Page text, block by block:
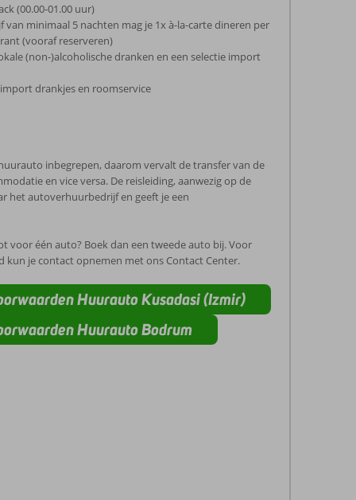
(00.00-01.00 uur)
van minimaal 5 nachten mag je 1x à-la-carte dineren per
(vooraf reserveren)
(non-)alcoholische dranken en een selectie import
drankjes en roomservice
inbegrepen, daarom vervalt de transfer van de
en vice versa. De reisleiding, aanwezig op de
het autoverhuurbedrijf en geeft je een
voor één auto? Boek dan een tweede auto bij. Voor
kun je contact opnemen met ons Contact Center.
Huurauto Kusadasi (Izmir)
Huurauto Bodrum